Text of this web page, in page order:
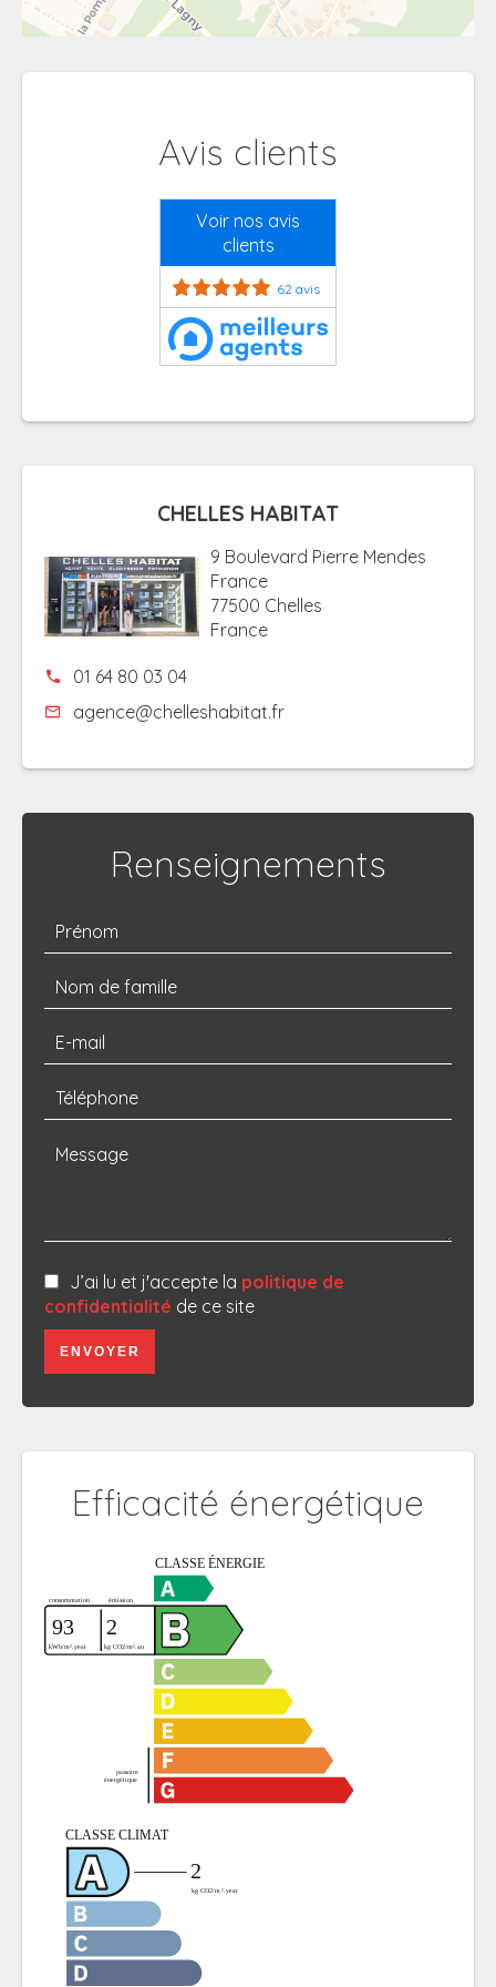
Avis clients
Voir nos avis
clients
62 avis
CHELLES HABITAT
9 Boulevard Pierre Mendes
France
77500 Chelles
France
01 64 80 03 04
agence@chelleshabitat.fr
Renseignements
J’ai lu et j'accepte la politique de
confidentialité de ce site
ENVOYER
Efficacité énergétique